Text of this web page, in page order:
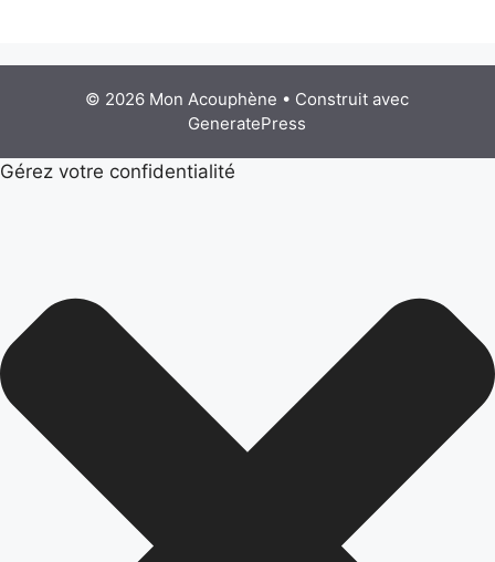
© 2026 Mon Acouphène • Construit avec
GeneratePress
Gérez votre confidentialité